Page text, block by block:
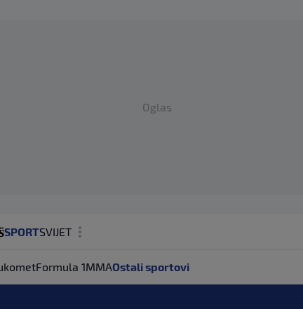
Oglas
SPORTSVIJET
ZDRAVLJE
Formula 1MMAOstali sportovi